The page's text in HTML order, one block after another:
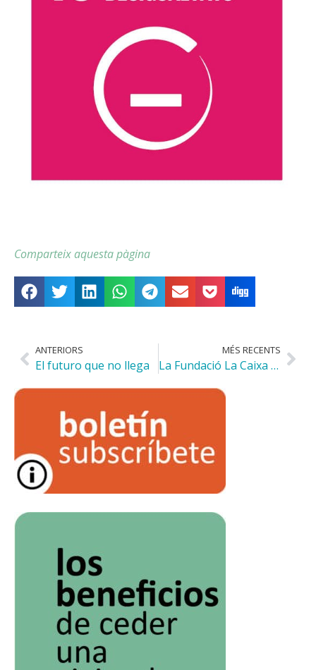
Comparteix aquesta pàgina
ANTERIORS
El futuro que no llega
MÉS RECENTS
La Fundació La Caixa nos concede una ayuda para el acompañamiento de las familias